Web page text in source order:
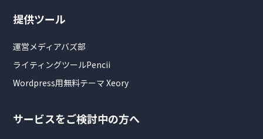
提供ツール
運営メディアバズ部
ライティングツールPencii
Wordpress用無料テーマ Xeory
サービスをご検討中の方へ